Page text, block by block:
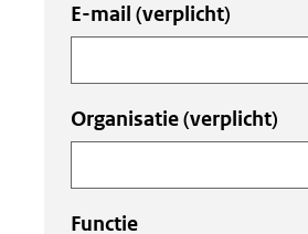
E-mail (verplicht)
Organisatie(verplicht)
Functie